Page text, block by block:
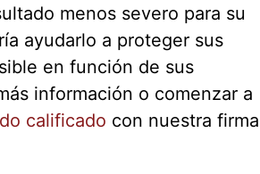
menos severo para su
ayudarlo a proteger sus
en función de sus
información o comenzar a
calificado con nuestra firma